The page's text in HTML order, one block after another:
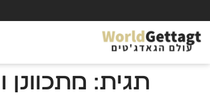
תגית: מתכוונן